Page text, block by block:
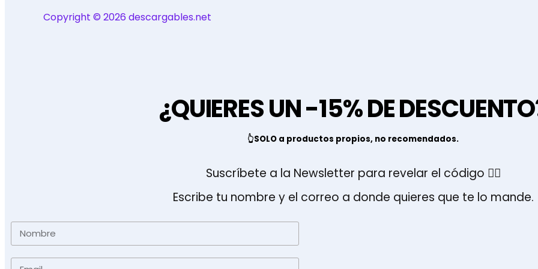
Copyright © 2026 descargables.net
¿QUIERES UN -15% DE
👆SOLO a productos propios, no recomendados.
Suscríbete a la Newsletter para revelar el código 👇🏽
Escribe tu nombre y el correo a donde quieres que te lo mande.
Nombre
Email